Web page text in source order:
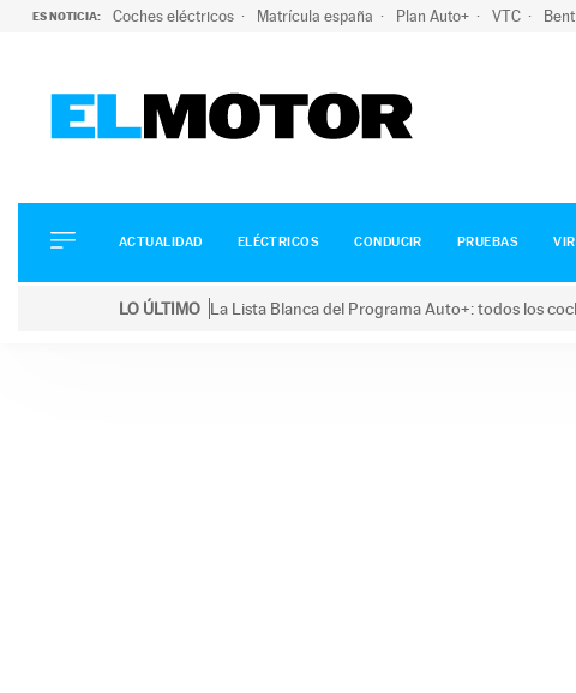
ES NOTICIA: Coches eléctricos Matrícula españa Plan Auto+ VTC
ELÉCTRICOS
CONDUCIR
ACTUALIDAD ELÉCTRICOS CONDUCIR PRUEBAS
LO ÚLTIMO La Lista Blanca del Programa Auto+: todos los